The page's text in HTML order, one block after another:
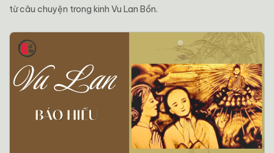
từ câu chuyện trong kinh Vu Lan Bồn.